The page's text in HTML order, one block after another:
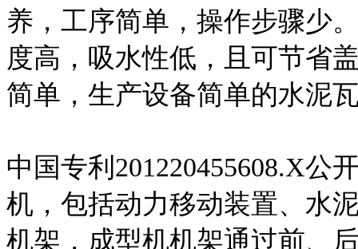
养，工序简单，操作步骤少
度高，吸水性低，且可节省
简单，生产设备简单的水泥
中国专利201220455608.X公
机，包括动力移动装置、水
机架，成型机机架通过前、